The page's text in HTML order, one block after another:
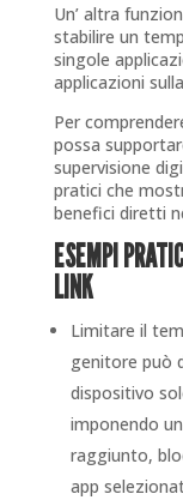
Un’ altra
stabilire un
singole
applicazioni
Per
possa
supervisione
pratici che
benefici diretti
ESEMPI
LINK
Limitare il
genitore può
dispositivo
imponendo
raggiunto,
app